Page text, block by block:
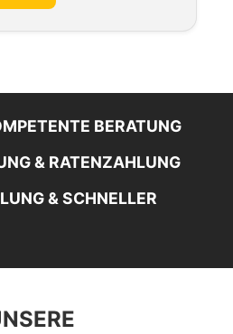
BERATUNG
& RATENZAHLUNG
& SCHNELLER